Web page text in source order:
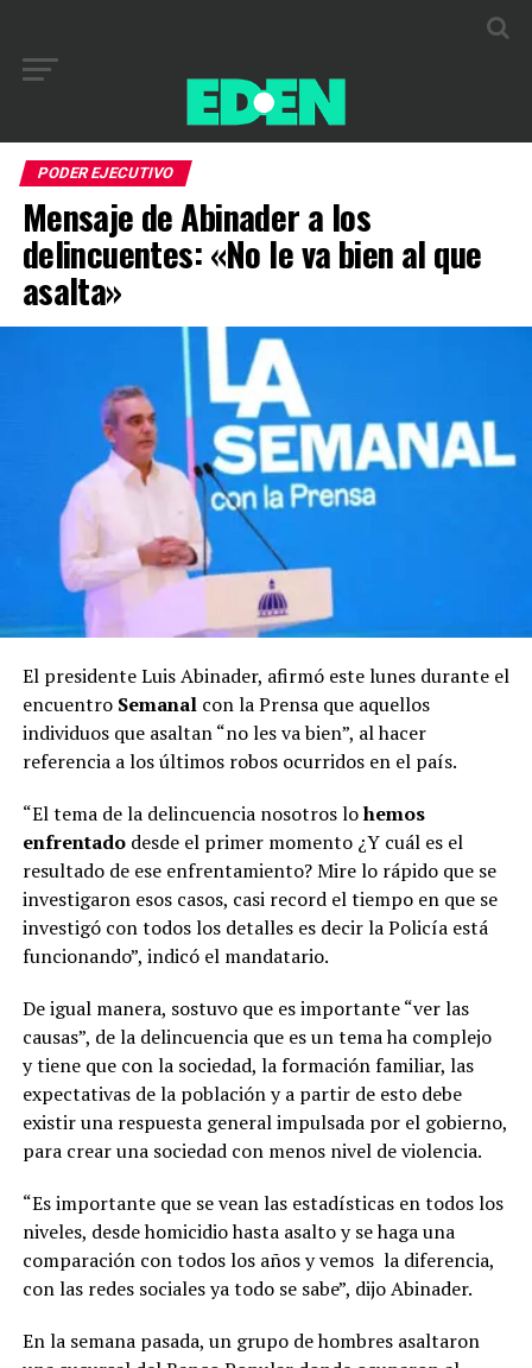
PODER EJECUTIVO
Mensaje de Abinader a los
delincuentes: «No le va bien al que
asalta»
El presidente Luis Abinader, afirmó este lunes durante el
encuentro Semanal con la Prensa que aquellos
individuos que asaltan “no les va bien”, al hacer
referencia a los últimos robos ocurridos en el país.
“El tema de la delincuencia nosotros lohemos
enfrentado desde el primer momento ¿Y cuál es el
resultado de ese enfrentamiento? Mire lo rápido que se
investigaron esos casos, casi record el tiempo en que se
investigó con todos los detalles es decir la Policía está
funcionando”, indicó el mandatario.
De igual manera, sostuvo que es importante “ver las
causas”, de la delincuencia que es un tema ha complejo
y tiene que con la sociedad, la formación familiar, las
expectativas de la población y a partir de esto debe
existir una respuesta general impulsada por el gobierno,
para crear una sociedad con menos nivel de violencia.
“Es importante que se vean las estadísticas en todos los
niveles, desde homicidio hasta asalto y se haga una
comparación con todos los años y vemos la diferencia,
con las redes sociales ya todo se sabe”, dijo Abinader.
En la semana pasada, un grupo de hombres asaltaron